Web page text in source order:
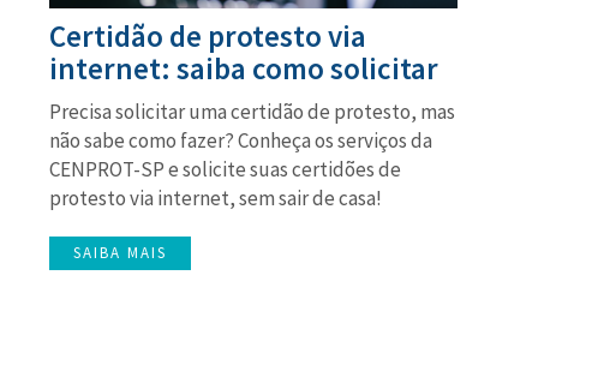
Certidão de protesto via
internet: saiba como solicitar
Precisa solicitar uma certidão de protesto, mas
não sabe como fazer? Conheça os serviços da
CENPROT-SP e solicite suas certidões de
protesto via internet, sem sair de casa!
SAIBA MAIS